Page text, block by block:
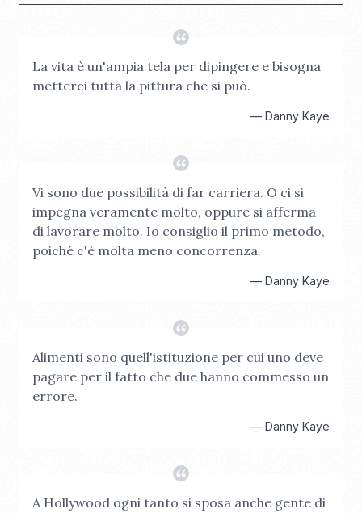
La vita è un'ampia tela per dipingere e bisogna
metterci tutta la pittura che si può.
— Danny Kaye
Vi sono due possibilità di far carriera. O ci si
impegna veramente molto, oppure si afferma
di lavorare molto. Io consiglio il primo metodo,
poiché c'è molta meno concorrenza.
— Danny Kaye
Alimenti sono quell'istituzione per cui uno deve
pagare per il fatto che due hanno commesso un
errore.
— Danny Kaye
A Hollywood ogni tanto si sposa anche gente di